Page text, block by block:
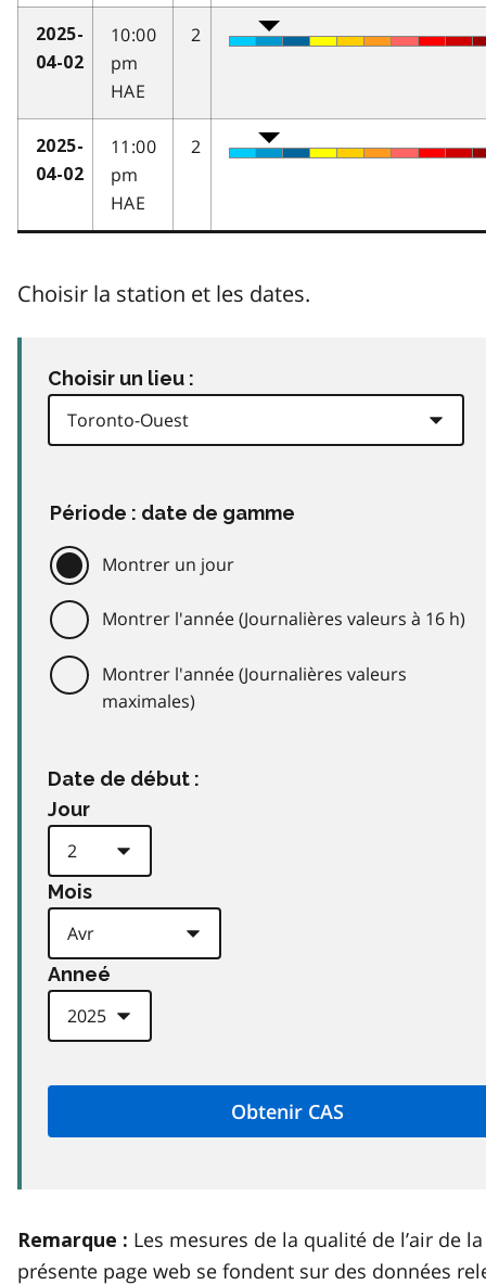
2025-
04-02
10:00
pm
HAE
2
2025-
04-02
11:00
pm
HAE
2
Choisir la station et les dates.
Choisir un lieu :
Période : date de gamme
Montrer un jour
Montrer l'année (Journalières valeurs à 16 h)
Montrer l'année (Journalières valeurs
maximales)
Date de début :
Jour
Mois
Anneé
Remarque : Les mesures de la qualité de l’air de la
présente page web se fondent sur des données